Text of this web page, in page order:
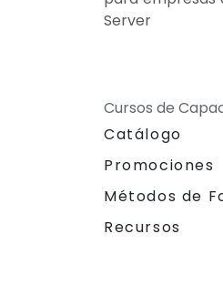
Server
Cursos de
Catálogo
Promociones
Métodos de
Recursos